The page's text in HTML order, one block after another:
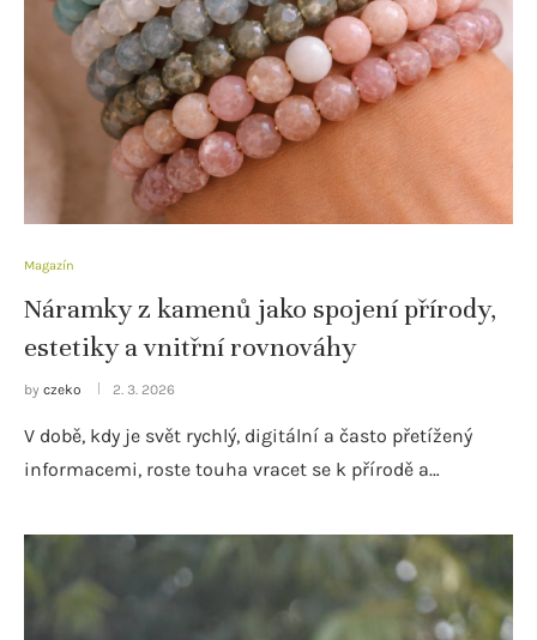
Magazín
Náramky z kamenů jako spojení přírody,
estetiky a vnitřní rovnováhy
by czeko 2. 3. 2026
V době, kdy je svět rychlý, digitální a často přetížený
informacemi, roste touha vracet se k přírodě a…